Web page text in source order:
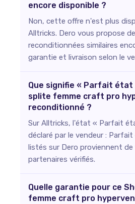
encore disponible ?
Non, cette offre n'est plus
Alltricks. Dero vous propose
reconditionnées similaires
garantie et livraison selon le
Que signifie « Parfait état
splite femme craft pro
reconditionné ?
Sur Alltricks, l'état « Parfait
déclaré par le vendeur :
listés sur Dero proviennent de
partenaires vérifiés.
Quelle garantie pour ce
femme craft pro